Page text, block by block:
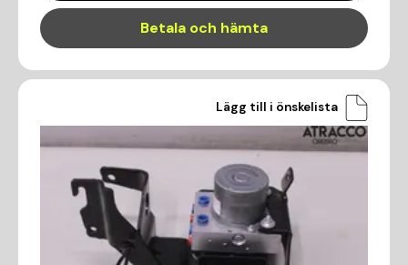
Betala och hämta
Lägg till i önskelista